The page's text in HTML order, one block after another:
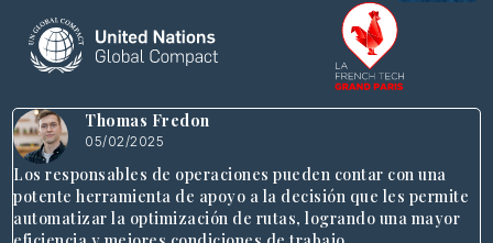
Thomas Fredon
05/02/2025
Los responsables de operaciones pueden contar con una
potente herramienta de apoyo a la decisión que les permite
automatizar la optimización de rutas, logrando una mayor